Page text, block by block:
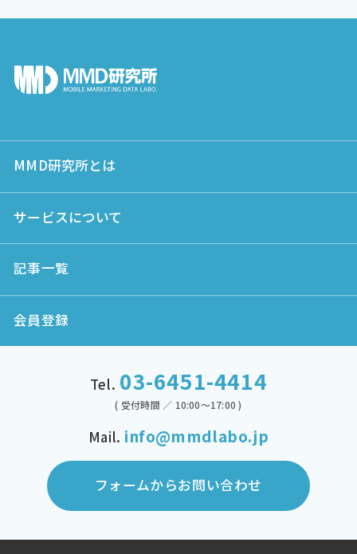
MMD研究所とは
サービスについて
記事一覧
会員登録
Tel. 03-6451-4414
( 受付時間 ／ 10:00～17:00 )
Mail. info@mmdlabo.jp
フォームからお問い合わせ